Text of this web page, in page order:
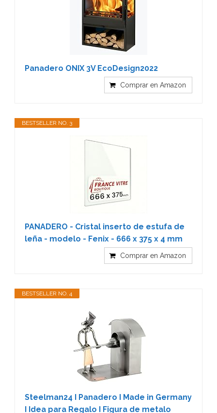
Panadero ONIX 3V EcoDesign2022
Comprar en Amazon
BESTSELLER NO. 3
PANADERO - Cristal inserto de estufa de
leña - modelo - Fenix - 666 x 375 x 4 mm
Comprar en Amazon
BESTSELLER NO. 4
Steelman24 I Panadero I Made in Germany
I Idea para Regalo I Figura de metalo